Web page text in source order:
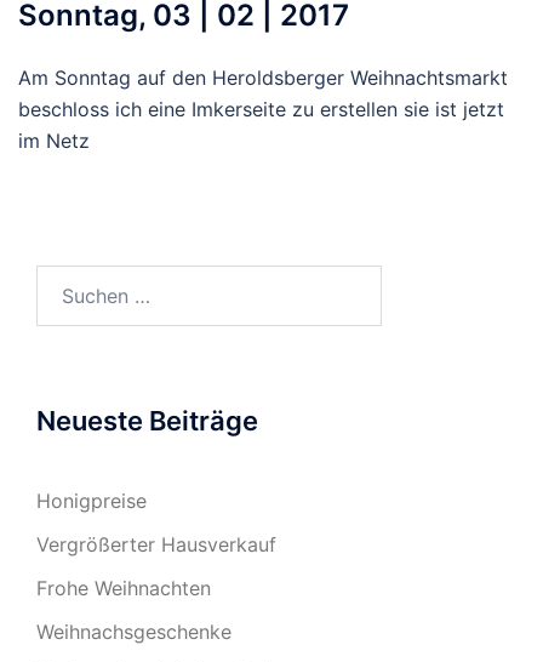
Sonntag, 03 | 02 | 2017
Am Sonntag auf den Heroldsberger Weihnachtsmarkt
beschloss ich eine Imkerseite zu erstellen sie ist jetzt
im Netz
Neueste Beiträge
Honigpreise
Vergrößerter Hausverkauf
Frohe Weihnachten
Weihnachsgeschenke